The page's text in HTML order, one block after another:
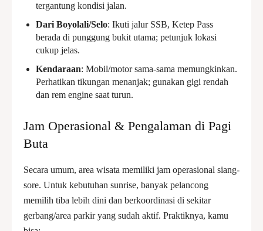
tergantung kondisi jalan.
Dari Boyolali/Selo: Ikuti jalur SSB, Ketep Pass
berada di punggung bukit utama; petunjuk lokasi
cukup jelas.
Kendaraan: Mobil/motor sama-sama memungkinkan.
Perhatikan tikungan menanjak; gunakan gigi rendah
dan rem engine saat turun.
Jam Operasional & Pengalaman di Pagi
Buta
Secara umum, area wisata memiliki jam operasional siang-
sore. Untuk kebutuhan sunrise, banyak pelancong
memilih tiba lebih dini dan berkoordinasi di sekitar
gerbang/area parkir yang sudah aktif. Praktiknya, kamu